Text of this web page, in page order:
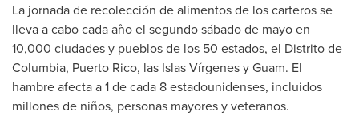
La jornada de recolección de alimentos de los carteros se
lleva a cabo cada año el segundo sábado de mayo en
10,000 ciudades y pueblos de los 50 estados, el Distrito de
Columbia, Puerto Rico, las Islas Vírgenes yGuam. El
hambre afecta a 1 de cada 8 estadounidenses, incluidos
millones de niños, personas mayores y veteranos.